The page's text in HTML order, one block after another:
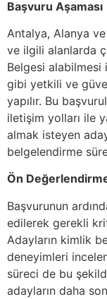
Başvuru Aşaması
Antalya, Alanya
ve ilgili alanlarda
Belgesi alabilmesi
gibi yetkili ve
yapılır. Bu
iletişim yolları ile
almak isteyen
belgelendirme
Ön
Başvurunun
edilerek gerekli
Adayların kimlik
deneyimleri
süreci de bu
adayların daha